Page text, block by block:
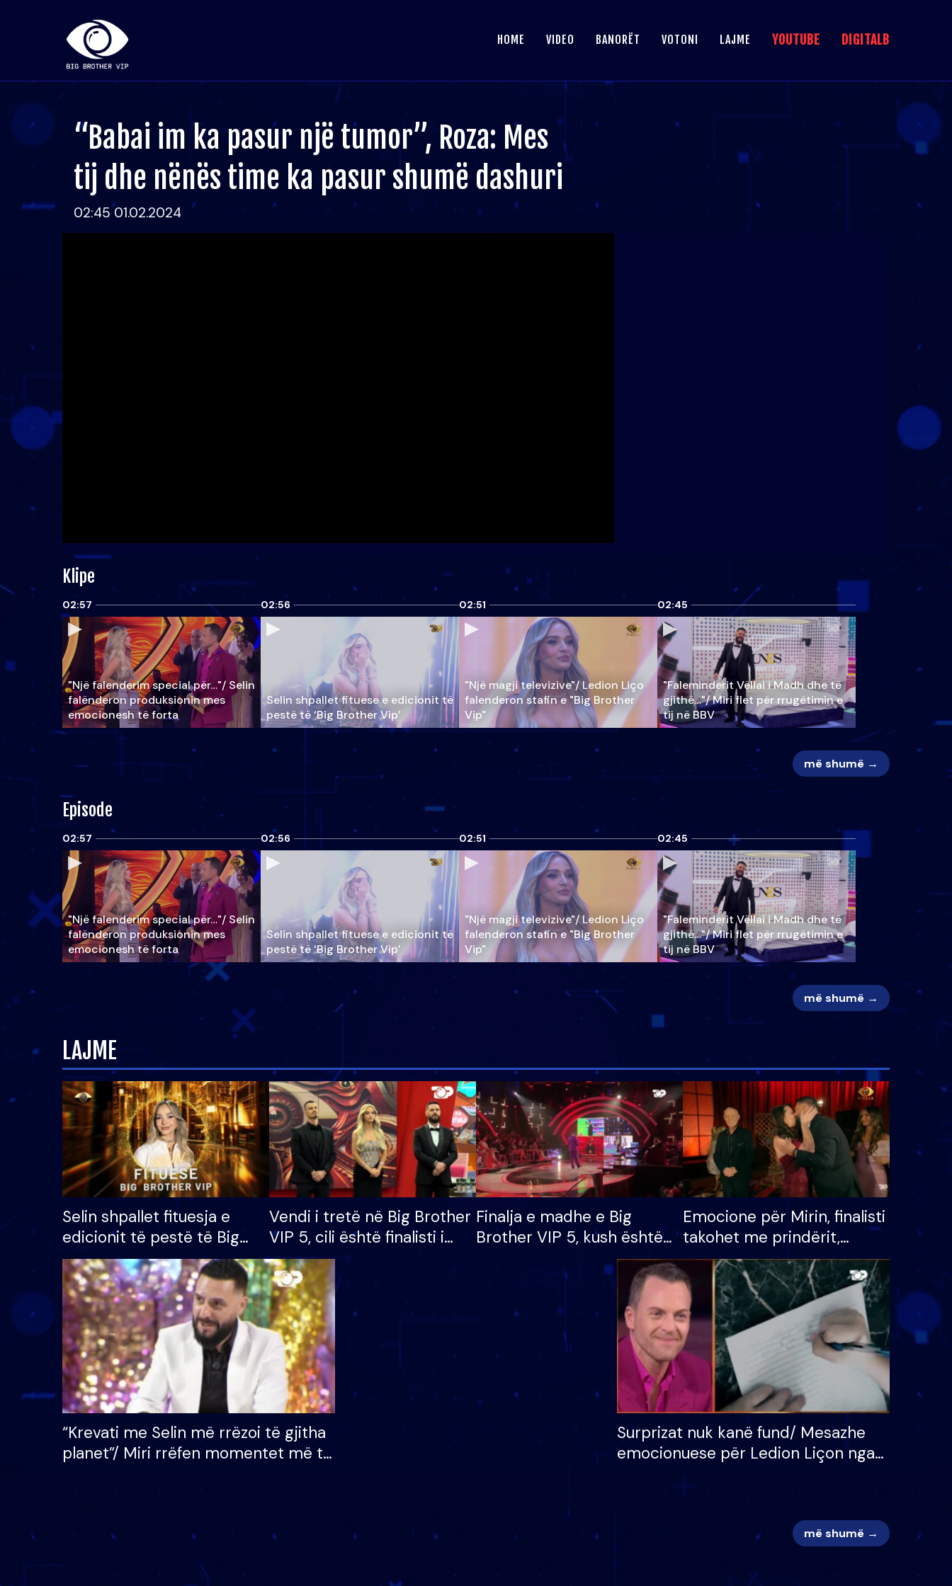
HOME VIDEO BANORËT VOTONI LAJME YOUTUBE DIGITALB
“Babai im ka pasur një tumor”, Roza: Mes
tij dhe nënës time ka pasur shumë dashuri
02:45 01.02.2024
Klipe
02:57
"Një falenderim special për…"/ Selin
falënderon produksionin mes
emocionesh të forta
02:56
Selin shpallet fituese e edicionit të
pestë të ‘Big Brother Vip’
02:51
"Një magji televizive"/ Ledion Liço
falenderon stafin e "Big Brother
Vip"
02:45
"Faleminderit Vëllai i Madh dhe të
gjithë…"/ Miri flet për rrugëtimin e
tij në BBV
më shumë →
Episode
02:57
"Një falenderim special për…"/ Selin
falënderon produksionin mes
emocionesh të forta
02:56
Selin shpallet fituese e edicionit të
pestë të ‘Big Brother Vip’
02:51
"Një magji televizive"/ Ledion Liço
falenderon stafin e "Big Brother
Vip"
02:45
"Faleminderit Vëllai i Madh dhe të
gjithë…"/ Miri flet për rrugëtimin e
tij në BBV
më shumë →
LAJME
Selin shpallet fituesja e
edicionit të pestë të Big
Brother VIP, rrëmben
çmimin e madh prej 100
mijë eurosh
Vendi i tretë në Big Brother
VIP 5, cili është finalisti i
radhës që lë shtëpinë
Finalja e madhe e Big
Brother VIP 5, kush është
banori i parë që lë shtëpinë
dhe humb mundësinë për
të fituar çmimin e madh
Emocione për Mirin, finalisti
takohet me prindërit,
vajzën dhe bashkëshorten:
S’kemi ndonjë letër divorci
apo jo?
“Krevati me Selin më rrëzoi të gjitha
planet”/ Miri rrëfen momentet më të
mungojë zilja e mëngjesit kur…
Surprizat nuk kanë fund/ Mesazhe
emocionuese për Ledion Liçon nga
nuk i mban dot lotët: Nuk meritoj…
më shumë →